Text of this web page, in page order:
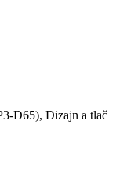
D65), Dizajn a tlač